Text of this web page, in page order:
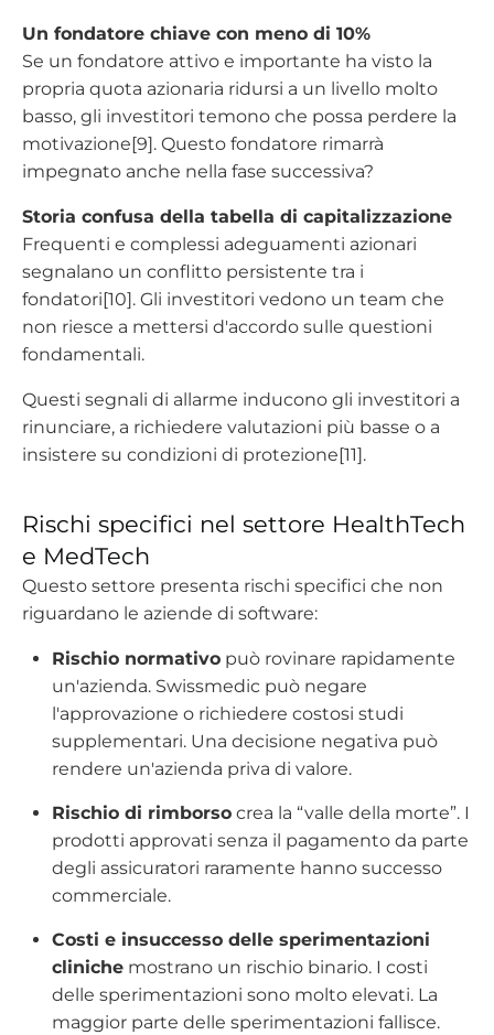
Un fondatore chiave con meno di 10%
Se un fondatore attivo e importante ha visto la
propria quota azionaria ridursi a un livello molto
basso, gli investitori temono che possa perdere la
motivazione[9]. Questo fondatore rimarrà
impegnato anche nella fase successiva?
Storia confusa della tabella di capitalizzazione
Frequenti e complessi adeguamenti azionari
segnalano un conflitto persistente tra i
fondatori[10]. Gli investitori vedono un team che
non riesce a mettersi d'accordo sulle questioni
fondamentali.
Questi segnali di allarme inducono gli investitori a
rinunciare, a richiedere valutazioni più basse o a
insistere su condizioni di protezione[11].
Rischi specifici nel settore HealthTech
e MedTech
Questo settore presenta rischi specifici che non
riguardano le aziende di software:
Rischio normativo può rovinare rapidamente
un'azienda. Swissmedic può negare
l'approvazione o richiedere costosi studi
supplementari. Una decisione negativa può
rendere un'azienda priva di valore.
Rischio di rimborso crea la “valle della morte”. I
prodotti approvati senza il pagamento da parte
degli assicuratori raramente hanno successo
commerciale.
Costi e insuccesso delle sperimentazioni
cliniche mostrano un rischio binario. I costi
delle sperimentazioni sono molto elevati. La
maggior parte delle sperimentazioni fallisce.